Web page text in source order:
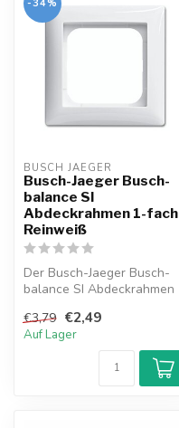
-34%
BUSCH JAEGER
Busch-Jaeger Busch-
balance SI
Abdeckrahmen 1-fach
Reinweiß
Der Busch-Jaeger Busch-
balance SI Abdeckrahmen
klare ...
€3,79 €2,49
Auf Lager